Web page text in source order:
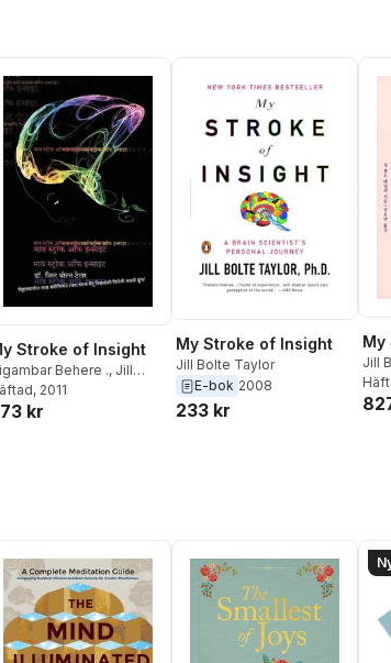
Stroke of Insight
Behere ., Jill
Taylor
, 2011
kr
My Stroke of Insight
Jill Bolte Taylor
E-bok 2008
233 kr
My
Jill